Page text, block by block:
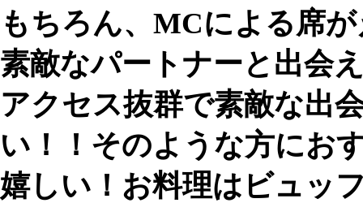
もちろん、MCによる席
素敵なパートナーと出会
アクセス抜群で素敵な出
い！！そのような方にお
嬉しい！お料理はビュッ